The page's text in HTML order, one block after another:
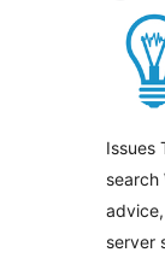
Issues
search
server